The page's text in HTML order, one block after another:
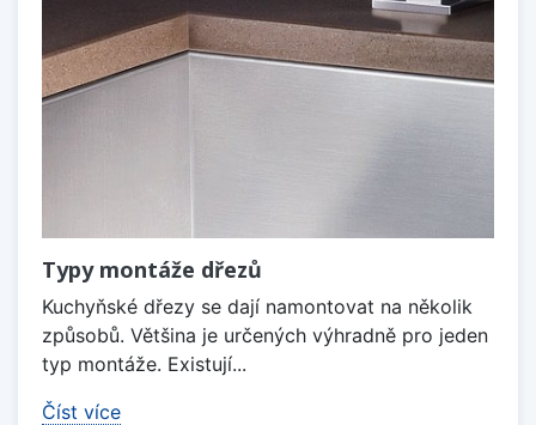
Typy montáže dřezů
Kuchyňské dřezy se dají namontovat na několik
způsobů. Většina je určených výhradně pro jeden
typ montáže. Existují...
Číst více